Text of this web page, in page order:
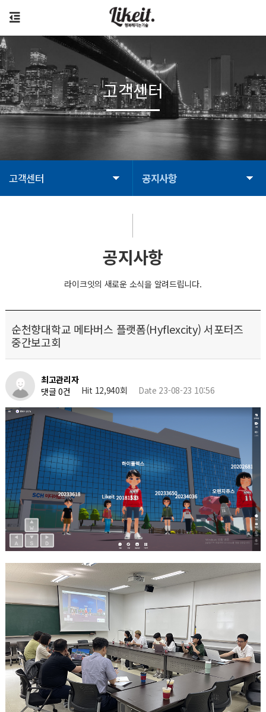
고객센터 공지사항
고객센터
공지사항
라이크잇의 새로운 소식을 알려드립니다.
순천향대학교 메타버스 플랫폼(Hyflexcity) 서포터즈
중간보고회
최고관리자
댓글 0건
Hit 12,940회 Date 23-08-23 10:56